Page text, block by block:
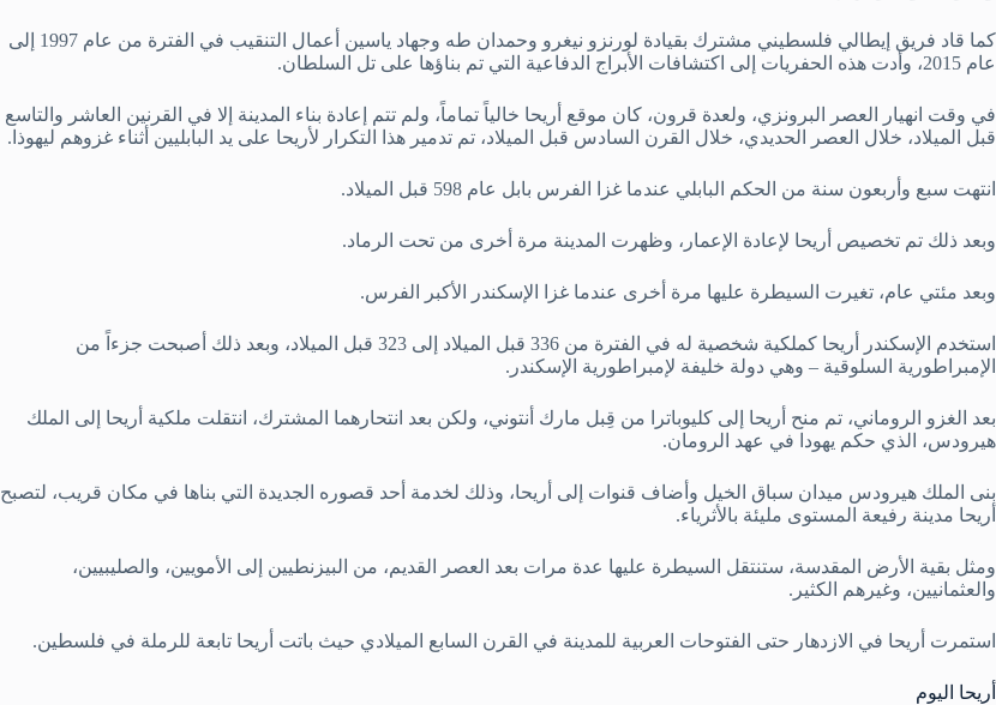
كما قاد فريق إيطالي فلسطيني مشترك بقيادة لورنزو نيغرو وحمدان طه وجهاد ياسين أعمال التنقيب في الفترة من عام 1997 إلى
عام 2015، وأدت هذه الحفريات إلى اكتشافات الأبراج الدفاعية التي تم بناؤها على تل السلطان.
في وقت انهيار العصر البرونزي، ولعدة قرون، كان موقع أريحا خالياً تماماً، ولم تتم إعادة بناء المدينة إلا في القرنين العاشر والتاسع
قبل الميلاد، خلال العصر الحديدي، خلال القرن السادس قبل الميلاد، تم تدمير هذا التكرار لأريحا على يد البابليين أثناء غزوهم ليهوذا.
انتهت سبع وأربعون سنة من الحكم البابلي عندما غزا الفرس بابل عام 598 قبل الميلاد.
وبعد ذلك تم تخصيص أريحا لإعادة الإعمار، وظهرت المدينة مرة أخرى من تحت الرماد.
وبعد مئتي عام، تغيرت السيطرة عليها مرة أخرى عندما غزا الإسكندر الأكبر الفرس.
استخدم الإسكندر أريحا كملكية شخصية له في الفترة من 336 قبل الميلاد إلى 323 قبل الميلاد، وبعد ذلك أصبحت جزءاً من
الإمبراطورية السلوقية – وهي دولة خليفة لإمبراطورية الإسكندر.
بعد الغزو الروماني، تم منح أريحا إلى كليوباترا من قِبل مارك أنتوني، ولكن بعد انتحارهما المشترك، انتقلت ملكية أريحا إلى الملك
هيرودس، الذي حكم يهودا في عهد الرومان.
بنى الملك هيرودس ميدان سباق الخيل وأضاف قنوات إلى أريحا، وذلك لخدمة أحد قصوره الجديدة التي بناها في مكان قريب، لتصبح
أريحا مدينة رفيعة المستوى مليئة بالأثرياء.
ومثل بقية الأرض المقدسة، ستنتقل السيطرة عليها عدة مرات بعد العصر القديم، من البيزنطيين إلى الأمويين، والصليبيين،
والعثمانيين، وغيرهم الكثير.
استمرت أريحا في الازدهار حتى الفتوحات العربية للمدينة في القرن السابع الميلادي حيث باتت أريحا تابعة للرملة في فلسطين.
أريحا اليوم